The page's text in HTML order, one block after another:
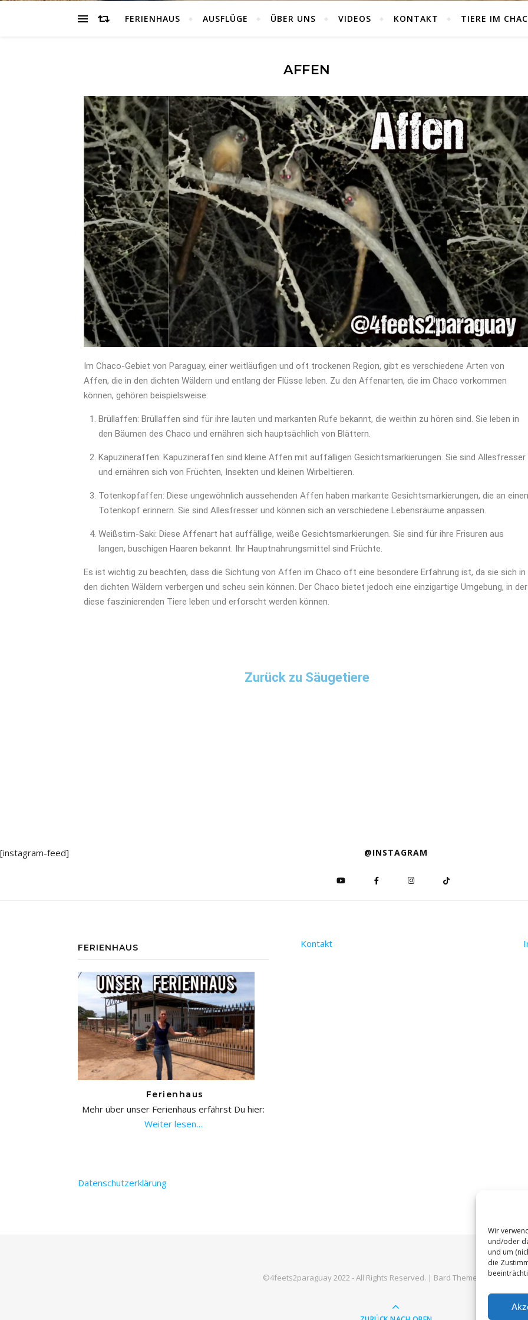
Wir
und/oder
und um
die
FERIENHAUS AUSFLÜGE ÜBER UNS VIDEOS KONTAKT TIERE IM
AFFEN
Im Chaco-Gebiet von Paraguay, einer weitläufigen und oft trockenen Region, gibt es verschiedene Arten von
Affen, die in den dichten Wäldern und entlang der Flüsse leben. Zu den Affenarten, die im Chaco vorkommen
können, gehören beispielsweise:
Brüllaffen: Brüllaffen sind für ihre lauten und markanten Rufe bekannt, die weithin zu hören sind. Sie leben in
den Bäumen des Chaco und ernähren sich hauptsächlich von Blättern.
Kapuzineraffen: Kapuzineraffen sind kleine Affen mit auffälligen Gesichtsmarkierungen. Sie sind Allesfresser
und ernähren sich von Früchten, Insekten und kleinen Wirbeltieren.
Totenkopfaffen: Diese ungewöhnlich aussehenden Affen haben markante Gesichtsmarkierungen, die an einen
Totenkopf erinnern. Sie sind Allesfresser und können sich an verschiedene Lebensräume anpassen.
Weißstirn-Saki: Diese Affenart hat auffällige, weiße Gesichtsmarkierungen. Sie sind für ihre Frisuren aus
langen, buschigen Haaren bekannt. Ihr Hauptnahrungsmittel sind Früchte.
Es ist wichtig zu beachten, dass die Sichtung von Affen im Chaco oft eine besondere Erfahrung ist, da sie sich in
den dichten Wäldern verbergen und scheu sein können. Der Chaco bietet jedoch eine einzigartige Umgebung, in der
diese faszinierenden Tiere leben und erforscht werden können.
Zurück zu Säugetiere
@INSTAGRAM
[instagram-feed]
FERIENHAUS
Ferienhaus
Mehr über unser Ferienhaus erfährst Du hier:
Weiter lesen…
Kontakt
Datenschutzerklärung
©4feets2paraguay 2022 - All Rights Reserved. | Bard Theme vonWP Royal